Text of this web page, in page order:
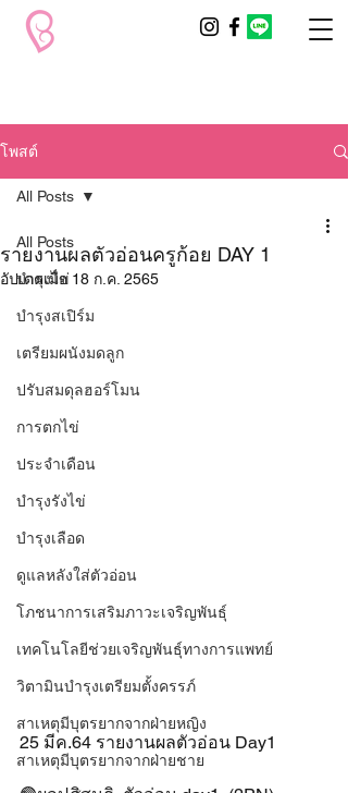
โพสต์
All Posts
บำรุงไข่
บำรุงสเปิร์ม
เตรียมผนังมดลูก
ปรับสมดุลฮอร์โมน
การตกไข่
ประจำเดือน
บำรุงรังไข่
บำรุงเลือด
ดูแลหลังใส่ตัวอ่อน
โภชนาการเสริมภาวะเจริญพันธุ์
เทคโนโลยีช่วยเจริญพันธุ์ทางการแพทย์
วิตามินบำรุงเตรียมตั้งครรภ์
สาเหตุมีบุตรยากจากฝ่ายหญิง
สาเหตุมีบุตรยากจากฝ่ายชาย
All Posts
รายงานผลตัวอ่อนครูก้อย DAY 1
อัปเดตเมื่อ 18 ก.ค. 2565
25 มีค.64 รายงานผลตัวอ่อน Day1